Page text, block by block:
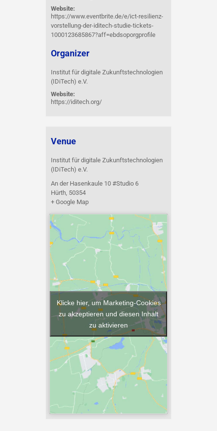
Website:
https://www.eventbrite.de/e/ict-resilienz-
vorstellung-der-iditech-studie-tickets-
1000123685867?aff=ebdsoporgprofile
Organizer
Institut für digitale Zukunftstechnologien
(IDiTech) e.V.
Website:
https://iditech.org/
Venue
Institut für digitale Zukunftstechnologien
(IDiTech) e.V.
An der Hasenkaule 10 #Studio 6
Hürth 50354
+ Google Map
Klicke hier, um Marketing-Cookies
zu akzeptieren und diesen Inhalt
zu aktivieren